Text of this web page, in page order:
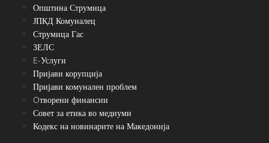
Општина Струмица
ЈПКД Комуналец
Струмица Гас
ЗЕЛС
E-Услуги
Пријави корупција
Пријави комунален проблем
Oтворени финансии
Совет за етика во медиуми
Кодекс на новинарите на Македонија